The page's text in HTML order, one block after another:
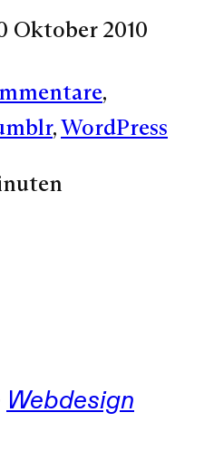
Oktober 2010
, WordPress
Webdesign